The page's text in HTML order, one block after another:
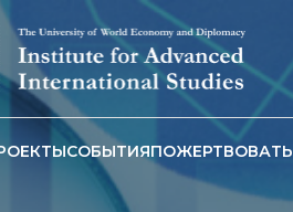
СОБЫТИЯПОЖЕРТВОВАТЬ